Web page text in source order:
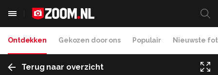
Ontdekken Gekozen door ons Populair Nieuwste
Terug naar overzicht